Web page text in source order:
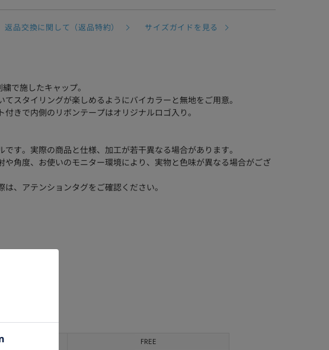
返品交換に関して（返品特約）
サイズガイドを見る
で施したキャップ。
てスタイリングが楽しめるようにバイカラーと無地をご用意。
きで内側のリボンテープはオリジナルロゴ入り。
す。実際の商品と仕様、加工が若干異なる場合があります。
角度、お使いのモニター環境により、実物と色味が異なる場合がござ
、アテンションタグをご確認ください。
サイズ FREE